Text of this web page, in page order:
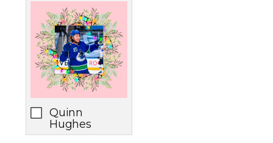
Quinn
Hughes